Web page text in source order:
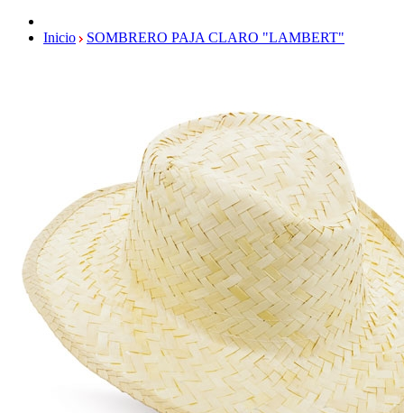
Inicio SOMBRERO PAJA CLARO "LAMBERT"